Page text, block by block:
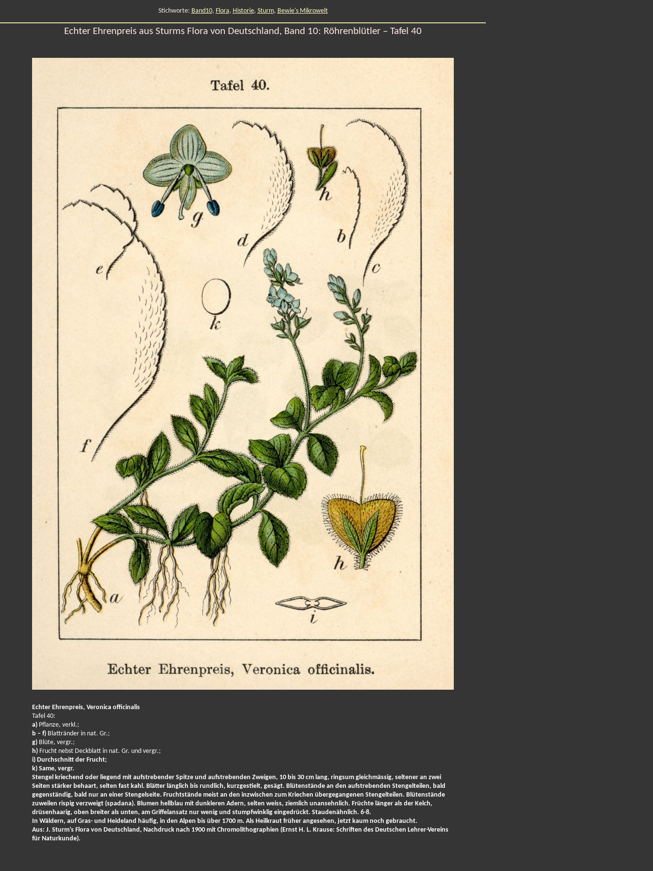
Stichworte: Band10, Flora, Historie, Sturm, Bewie's Mikrowelt
Echter Ehrenpreis aus Sturms Flora von Deutschland, Band 10: Röhrenblütler – Tafel 40
Echter Ehrenpreis, Veronica officinalis
Tafel 40:
a)Pflanze, verkl.;
b – f)Blattränder in nat. Gr.;
g)Blüte, vergr.;
h)Frucht nebst Deckblatt in nat. Gr. und vergr.;
i) Durchschnitt der Frucht;
k)Same, vergr.
Stengel kriechend oder liegend mit aufstrebender Spitze und aufstrebenden Zweigen, 10 bis 30 cm lang, ringsum gleichmässig, seltener an zwei
Seiten stärker behaart, selten fast kahl. Blätter länglich bis rundlich, kurzgestielt, gesägt. Blütenstände an den aufstrebenden Stengelteilen, bald
gegenständig, bald nur an einer Stengelseite. Fruchtstände meist an den inzwischen zum Kriechen übergegangenen Stengelteilen. Blütenstände
zuweilen rispig verzweigt (spadana). Blumen hellblau mit dunkleren Adern, selten weiss, ziemlich unansehnlich. Früchte länger als der Kelch,
drüsenhaarig, oben breiter als unten, am Griffelansatz nur wenig und stumpfwinklig eingedrückt. Staudenähnlich. 6-8.
In Wäldern, auf Gras- und Heideland häufig, in den Alpen bis über 1700 m. Als Heilkraut früher angesehen, jetzt kaum noch gebraucht.
Aus: J. Sturm’s Flora von Deutschland, Nachdruck nach 1900 mit Chromolithographien (Ernst H. L. Krause: Schriften des Deutschen Lehrer-Vereins
für Naturkunde).